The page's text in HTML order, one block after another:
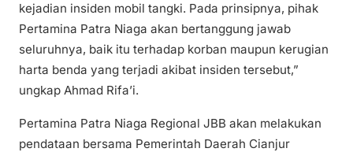
kejadian insiden mobil tangki. Pada prinsipnya, pihak
Pertamina Patra Niaga akan bertanggung jawab
seluruhnya, baik itu terhadap korban maupun kerugian
harta benda yang terjadi akibat insiden tersebut,”
ungkap Ahmad Rifa’i.
Pertamina Patra Niaga Regional JBB akan melakukan
pendataan bersama Pemerintah Daerah Cianjur